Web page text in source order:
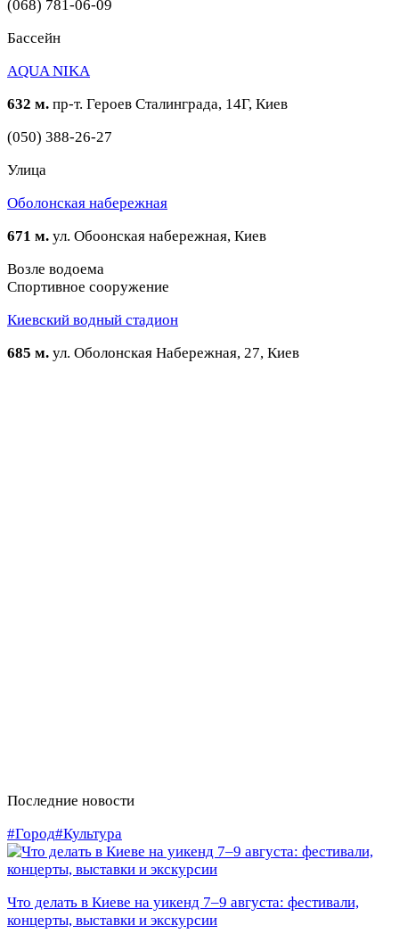
(068) 781-06-09
Бассейн
AQUA NIKA
632 м. пр-т. Героев Сталинграда, 14Г, Киев
(050) 388-26-27
Улица
Оболонская набережная
671 м. ул. Обоонская набережная, Киев
Возле водоема
Спортивное сооружение
Киевский водный стадион
685 м. ул. Оболонская Набережная, 27, Киев
Последние новости
#Город#Культура
Что делать в Киеве на уикенд 7–9 августа: фестивали,
концерты, выставки и экскурсии